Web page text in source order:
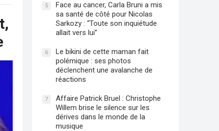
5
Face au cancer, Carla Bruni a mis
sa santé de côté pour Nicolas
Sarkozy : “Toute son inquiétude
allait vers lui”
6
Le bikini de cette maman fait
polémique : ses photos
déclenchent une avalanche de
réactions
7
Affaire Patrick Bruel : Christophe
Willem brise le silence sur les
dérives dans le monde de la
musique